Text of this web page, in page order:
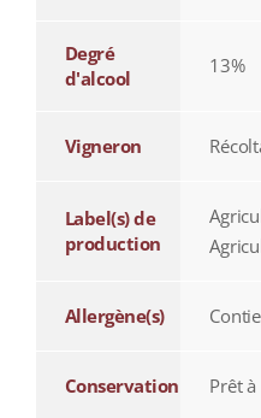
Degré
d'alcool
13%
Vigneron
Label(s) de
production
Allergène(s)
Conservation Prêt